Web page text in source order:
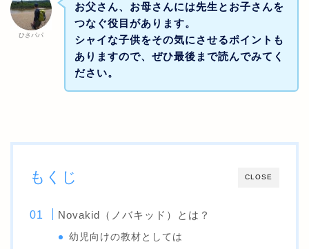
ひさパパ
お父さん、お母さんには先生とお子さんを
つなぐ役目があります。
シャイな子供をその気にさせるポイントも
ありますので、ぜひ最後まで読んでみてく
ださい。
CLOSE
もくじ
Novakid（ノバキッド）とは？
幼児向けの教材としては